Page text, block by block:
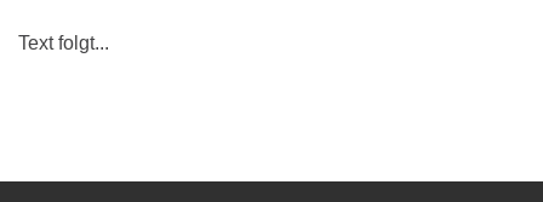
Text folgt...